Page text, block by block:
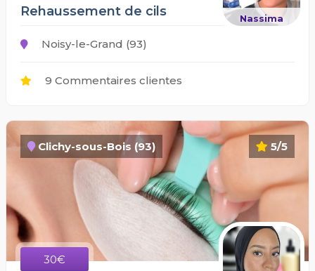
Nassima
Rehaussement de cils
Noisy-le-Grand (93)
9 Commentaires clientes
5/5
Clichy-sous-Bois (93)
30€